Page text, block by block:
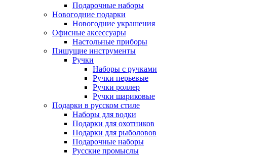
Подарочные наборы
Новогодние подарки
Новогодние украшения
Офисные аксессуары
Настольные приборы
Пишущие инструменты
Ручки
Наборы с ручками
Ручки перьевые
Ручки роллер
Ручки шариковые
Подарки в русском стиле
Наборы для водки
Подарки для охотников
Подарки для рыболовов
Подарочные наборы
Русские промыслы